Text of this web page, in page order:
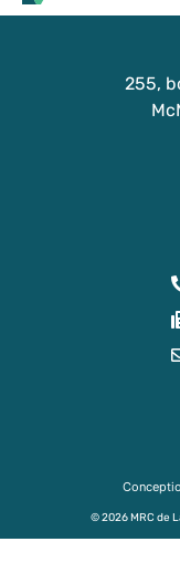
255,
© 2026 MRC de